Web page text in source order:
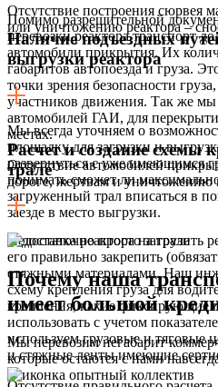
Отсутствие построения сюрвея
или уничтожению реактора –
Помимо разрешительной
перевозки реактора транспорт
автомобили прикрытия. Их
габаритов автопоезда и груза.
точки зрения безопасности
участников движения. Так же
автомобилей ГАИ, для
местах.
Отсутствие автомобилей
дороге, жертвам и уничтожению
Наличие подъездных
выгрузки реактора
Мы всегда уточняем о
площадку для загрузки и
развернуться с уже имеющимся
понимать сможет ли
загруженный трал вписаться в
заезде в место выгрузки.
Расчет и создание схемы
трале
Недостаточно просто загрузить
его правильно закрепить
стяжными материалами. Наш
схему крепления груза для
крепления, какие фиксирующие
использовать с учетом
используем грузовые и тяговые
и стяжные ленты имеющие
Почему наша
имеет большой
Мы перевозим негабарит
которые остаются с нами